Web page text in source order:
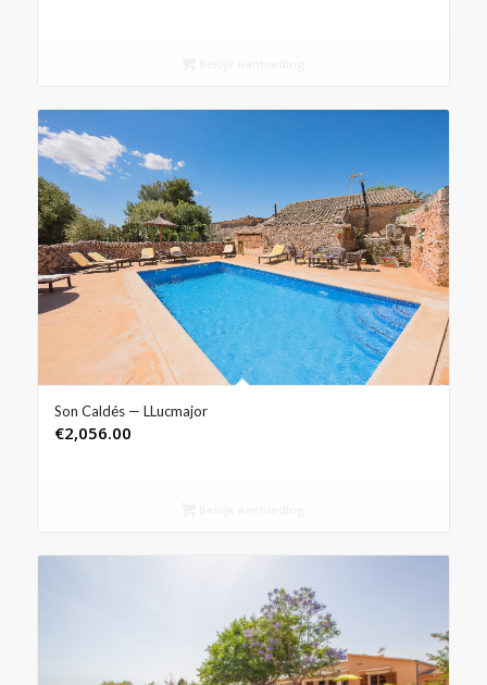
Son Caldés — LLucmajor
€2,056.00